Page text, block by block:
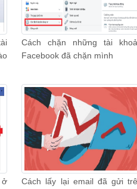
Cách chặn những tài
Facebook đã chặn mình
ở
Cách lấy lại email đã gửi